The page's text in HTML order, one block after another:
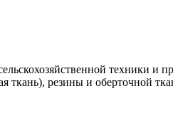
техники
ткань), резины и оберточной